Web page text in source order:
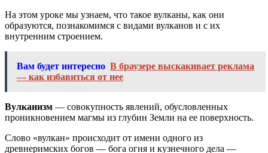
На этом уроке мы узнаем, что такое вулканы, как они
образуются, познакомимся с видами вулканов и с их
внутренним строением.
Вам будет интересно В браузере выскакивает реклама
— как избавиться от нее
Вулканизм — совокупность явлений, обусловленных
проникновением магмы из глубин Земли на ее поверхность.
Слово «вулкан» происходит от имени одного из
древнеримских богов — бога огня и кузнечного дела —